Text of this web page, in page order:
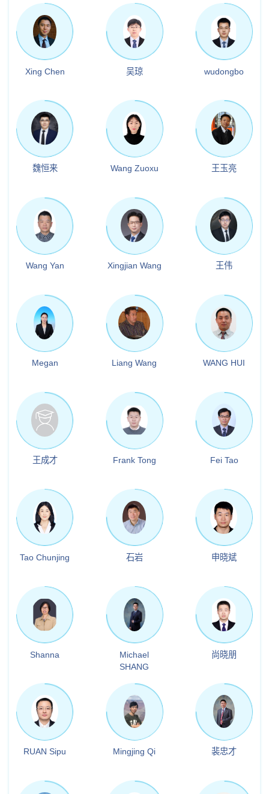
Xing Chen 吴琼 wudongbo
魏恒来 Wang Zuoxu 王玉亮
Wang Yan Xingjian Wang 王伟
Megan Liang Wang WANG HUI
王成才 Frank Tong Fei Tao
Tao Chunjing 石岩 申晓斌
Shanna
Michael
SHANG
尚晓朋
RUAN Sipu Mingjing Qi 裴忠才